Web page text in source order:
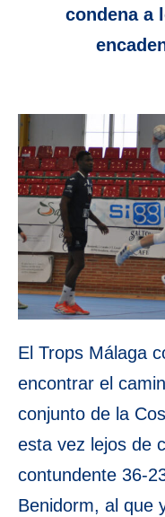
condena a
El Trops Málaga
encontrar el
conjunto de la
esta vez lejos de
contundente 36-
Benidorm, al que